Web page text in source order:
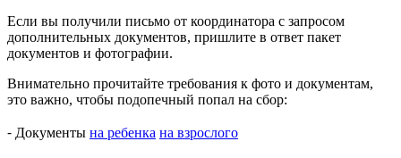
Если вы получили письмо от координатора с запросом
дополнительных документов, пришлите в ответ пакет
документов и фотографии.
Внимательно прочитайте требования к фото и документам,
это важно, чтобы подопечный попал на сбор:
⁃ Документы на ребенка на взрослого